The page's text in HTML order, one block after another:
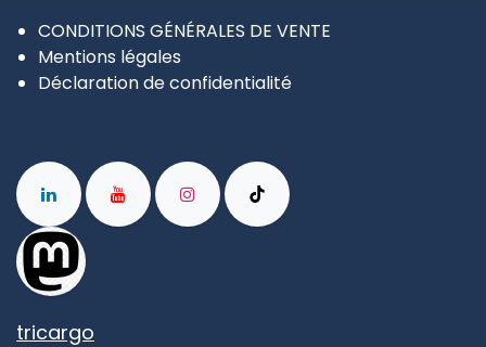
CONDITIONS GÉNÉRALES DE VENTE
Mentions légales
Déclaration de confidentialité
tricargo